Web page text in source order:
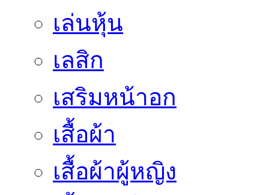
เล่นหุ้น
เลสิก
เสริมหน้าอก
เสื้อผ้า
เสื้อผ้าผู้หญิง